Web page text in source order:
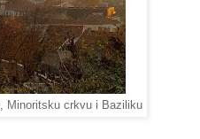
Minoritsku crkvu i Baziliku